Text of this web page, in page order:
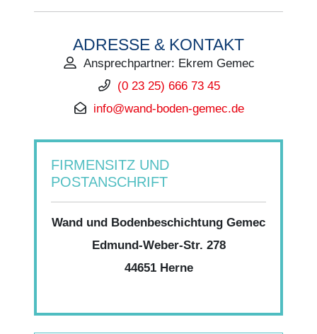
ADRESSE & KONTAKT
Ansprechpartner: Ekrem Gemec
(0 23 25) 666 73 45
info@wand-boden-gemec.de
FIRMENSITZ UND
POSTANSCHRIFT
Wand und Bodenbeschichtung Gemec
Edmund-Weber-Str. 278
44651 Herne